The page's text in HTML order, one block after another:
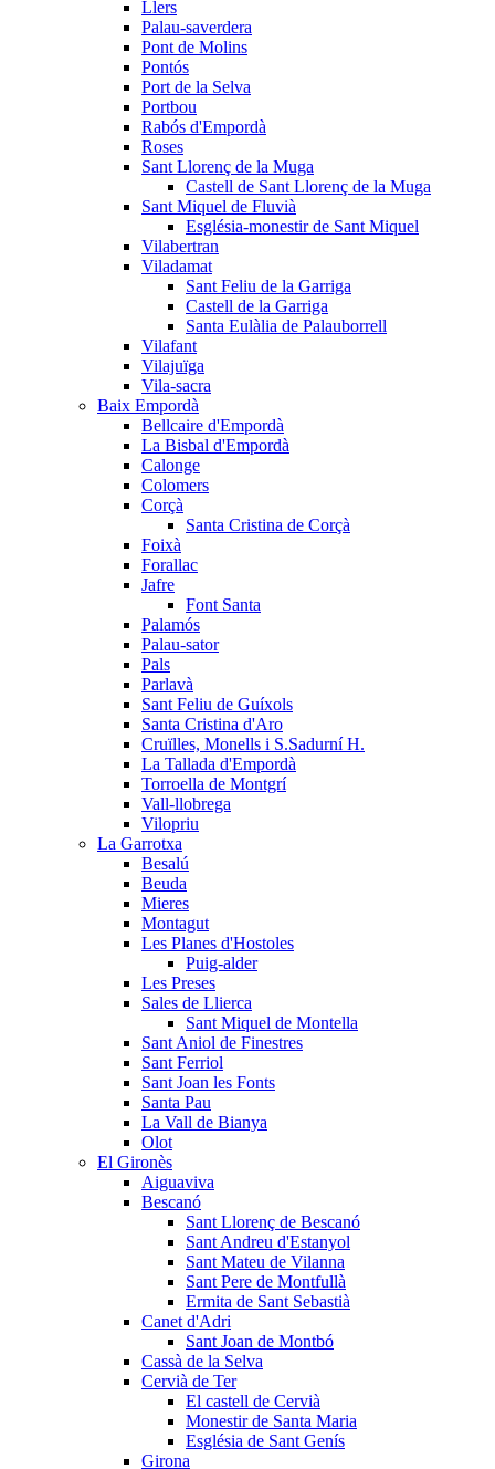
Llers
Palau-saverdera
Pont de Molins
Pontós
Port de la Selva
Portbou
Rabós d'Empordà
Roses
Sant Llorenç de la Muga
Castell de Sant Llorenç de la Muga
Sant Miquel de Fluvià
Església-monestir de Sant Miquel
Vilabertran
Viladamat
Sant Feliu de la Garriga
Castell de la Garriga
Santa Eulàlia de Palauborrell
Vilafant
Vilajuïga
Vila-sacra
Baix Empordà
Bellcaire d'Empordà
La Bisbal d'Empordà
Calonge
Colomers
Corçà
Santa Cristina de Corçà
Foixà
Forallac
Jafre
Font Santa
Palamós
Palau-sator
Pals
Parlavà
Sant Feliu de Guíxols
Santa Cristina d'Aro
Cruïlles, Monells i S.Sadurní H.
La Tallada d'Empordà
Torroella de Montgrí
Vall-llobrega
Vilopriu
La Garrotxa
Besalú
Beuda
Mieres
Montagut
Les Planes d'Hostoles
Puig-alder
Les Preses
Sales de Llierca
Sant Miquel de Montella
Sant Aniol de Finestres
Sant Ferriol
Sant Joan les Fonts
Santa Pau
La Vall de Bianya
Olot
El Gironès
Aiguaviva
Bescanó
Sant Llorenç de Bescanó
Sant Andreu d'Estanyol
Sant Mateu de Vilanna
Sant Pere de Montfullà
Ermita de Sant Sebastià
Canet d'Adri
Sant Joan de Montbó
Cassà de la Selva
Cervià de Ter
El castell de Cervià
Monestir de Santa Maria
Església de Sant Genís
Girona